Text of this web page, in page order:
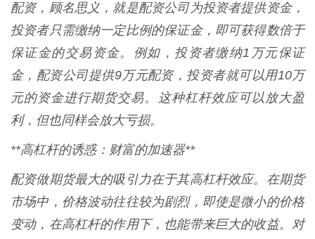
配资，顾名思义，就是配资公司为投资者提供资金，
投资者只需缴纳一定比例的保证金，即可获得数倍于
保证金的交易资金。例如，投资者缴纳1万元保证
金，配资公司提供9万元配资，投资者就可以用10万
元的资金进行期货交易。这种杠杆效应可以放大盈
利，但也同样会放大亏损。
**高杠杆的诱惑：财富的加速器**
配资做期货最大的吸引力在于其高杠杆效应。在期货
市场中，价格波动往往较为剧烈，即使是微小的价格
变动，在高杠杆的作用下，也能带来巨大的收益。对